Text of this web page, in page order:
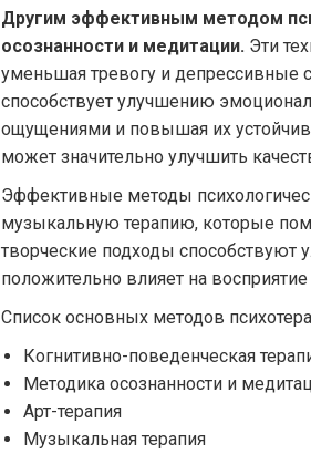
Другим эффективным методом
осознанности и медитации. Эти
уменьшая тревогу и депрессивные
способствует улучшению
ощущениями и повышая их
может значительно улучшить
Эффективные методы
музыкальную терапию, которые
творческие подходы способствуют
положительно влияет на восприятие
Список основных методов
Когнитивно-поведенческая
Методика осознанности и
Арт-терапия
Музыкальная терапия